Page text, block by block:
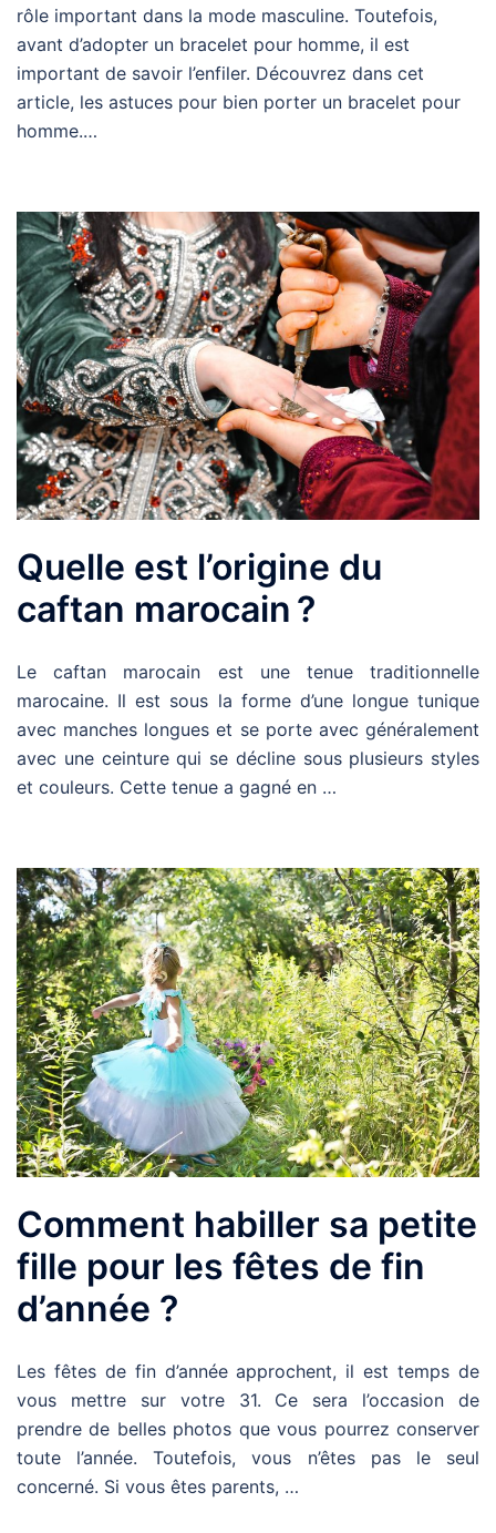
rôle important dans la mode masculine. Toutefois,
avant d’adopter un bracelet pour homme, il est
important de savoir l’enfiler. Découvrez dans cet
article, les astuces pour bien porter un bracelet pour
homme.…
Quelle est l’origine du
caftan marocain ?
Le caftan marocain est une tenue traditionnelle
marocaine. Il est sous la forme d’une longue tunique
avec manches longues et se porte avec généralement
avec une ceinture qui se décline sous plusieurs styles
et couleurs. Cette tenue a gagné en …
Comment habiller sa petite
fille pour les fêtes de fin
d’année ?
Les fêtes de fin d’année approchent, il est temps de
vous mettre sur votre 31. Ce sera l’occasion de
prendre de belles photos que vous pourrez conserver
toute l’année. Toutefois, vous n’êtes pas le seul
concerné. Si vous êtes parents, …